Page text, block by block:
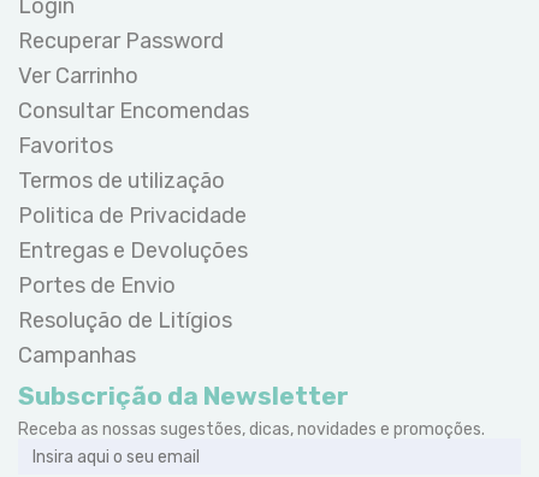
Login
Recuperar Password
Ver Carrinho
Consultar Encomendas
Favoritos
Termos de utilização
Politica de Privacidade
Entregas e Devoluções
Portes de Envio
Resolução de Litígios
Campanhas
Subscrição da Newsletter
Receba as nossas sugestões, dicas, novidades e promoções.